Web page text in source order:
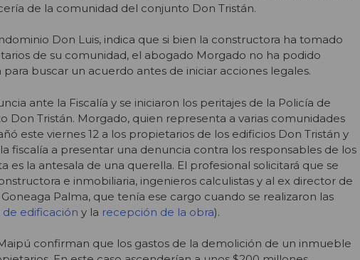
de la comunidad del conjunto Don Tristán.
Don Luis, indica que si bien la constructora ha tomado
de su comunidad, el abogado Morgado no ha podido
buscar un acuerdo antes de iniciar acciones legales.
ante la Fiscalía y se iniciaron los peritajes de la Policía de
Don Tristán. Morgado, quien representa a varias comunidades
este viernes 12 a los propietarios de los edificios Don Tristán y
fiscalía a presentar una denuncia contra los responsables de los
es la antesala de una querella. El profesional solicitará que se
e inmobiliaria, ingenieros calculistas y al ex director de
Palma, que tenía ese cargo cuando se realizaron las
de edificación y la recepción de la obra).
confirman que los gastos de la demolición de un inmueble